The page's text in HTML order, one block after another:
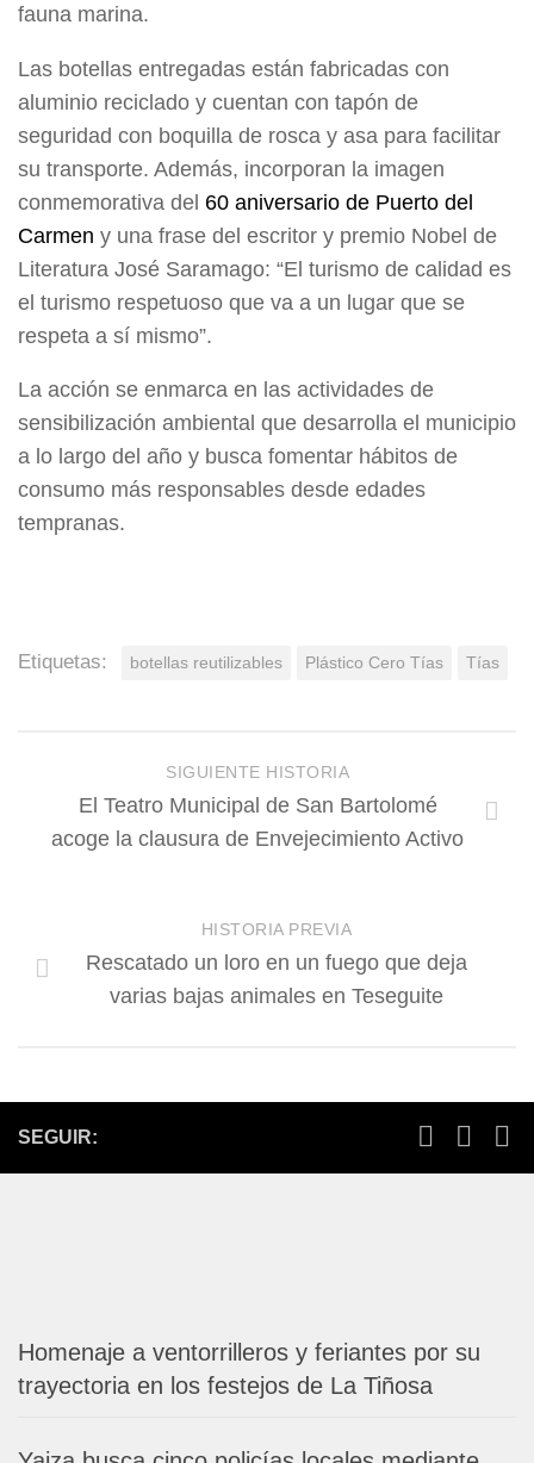
fauna marina.
Las botellas entregadas están fabricadas con
aluminio reciclado y cuentan con tapón de
seguridad con boquilla de rosca y asa para facilitar
su transporte. Además, incorporan la imagen
conmemorativa del 60 aniversario de Puerto del
Carmen y una frase del escritor y premio Nobel de
Literatura José Saramago: “El turismo de calidad es
el turismo respetuoso que va a un lugar que se
respeta a sí mismo”.
La acción se enmarca en las actividades de
sensibilización ambiental que desarrolla el municipio
a lo largo del año y busca fomentar hábitos de
consumo más responsables desde edades
tempranas.
Etiquetas: botellas reutilizables Plástico Cero Tías Tías
SIGUIENTE HISTORIA
El Teatro Municipal de San Bartolomé
acoge la clausura de Envejecimiento Activo
HISTORIA PREVIA
Rescatado un loro en un fuego que deja
varias bajas animales en Teseguite
SEGUIR:
Homenaje a ventorrilleros y feriantes por su
trayectoria en los festejos de La Tiñosa